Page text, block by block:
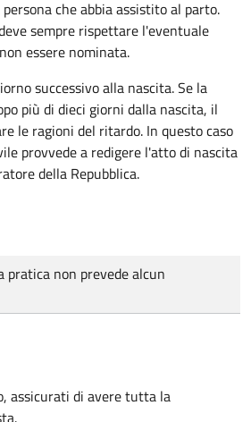
che abbia assistito al parto.
sempre rispettare l'eventuale
essere nominata.
successivo alla nascita. Se la
più di dieci giorni dalla nascita, il
le ragioni del ritardo. In questo caso
provvede a redigere l'atto di nascita
della Repubblica.
pratica non prevede alcun
assicurati di avere tutta la